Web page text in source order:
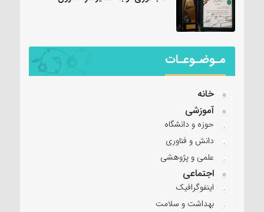
مـوضـوعـات
خانه
آموزشی
حوزه و دانشگاه
دانش و فناوری
علمی و پژوهشی
اجتماعی
اینفوگرافیک
بهداشت و سلامت